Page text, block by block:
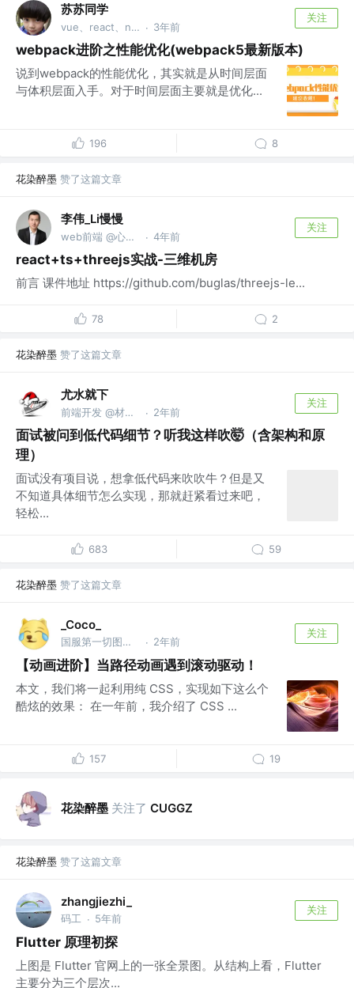
苏苏同学
vue、react、node · 3年前
关注
webpack进阶之性能优化(webpack5最新版本)
说到webpack的性能优化，其实就是从时间层面
与体积层面入手。对于时间层面主要就是优化...
196 8
花染醉墨 赞了这篇文章
李伟_Li慢慢
web前端 @心间雪静 · 4年前
关注
react+ts+threejs实战-三维机房
前言 课件地址 https://github.com/buglas/threejs-le...
78 2
花染醉墨 赞了这篇文章
尤水就下
前端开发 @材料成型 · 2年前
关注
面试被问到低代码细节？听我这样吹🤯（含架构和原
理）
面试没有项目说，想拿低代码来吹吹牛？但是又
不知道具体细节怎么实现，那就赶紧看过来吧，
轻松...
683 59
花染醉墨 赞了这篇文章
_Coco_
国服第一切图仔 @Shopee · 2年前
关注
【动画进阶】当路径动画遇到滚动驱动！
本文，我们将一起利用纯 CSS，实现如下这么个
酷炫的效果： 在一年前，我介绍了 CSS ...
157 19
花染醉墨 关注了 CUGGZ
花染醉墨 赞了这篇文章
zhangjiezhi_
码工 · 5年前
关注
Flutter 原理初探
上图是 Flutter 官网上的一张全景图。从结构上看，Flutter
主要分为三个层次...